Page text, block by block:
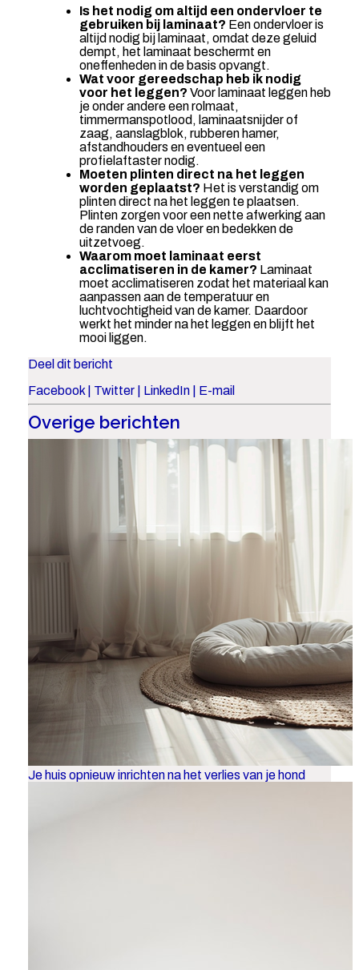
Is het nodig om altijd een ondervloer te
gebruiken bij laminaat? Een ondervloer is
altijd nodig bij laminaat, omdat deze geluid
dempt, het laminaat beschermt en
oneffenheden in de basis opvangt.
Wat voor gereedschap heb ik nodig
voor het leggen? Voor laminaat leggen heb
je onder andere een rolmaat,
timmermanspotlood, laminaatsnijder of
zaag, aanslagblok, rubberen hamer,
afstandhouders en eventueel een
profielaftaster nodig.
Moeten plinten direct na het leggen
worden geplaatst? Het is verstandig om
plinten direct na het leggen te plaatsen.
Plinten zorgen voor een nette afwerking aan
de randen van de vloer en bedekken de
uitzetvoeg.
Waarom moet laminaat eerst
acclimatiseren in de kamer? Laminaat
moet acclimatiseren zodat het materiaal kan
aanpassen aan de temperatuur en
luchtvochtigheid van de kamer. Daardoor
werkt het minder na het leggen en blijft het
mooi liggen.
Deel dit bericht
Facebook| Twitter| LinkedIn| E-mail
Overige berichten
Je huis opnieuw inrichten na het verlies van je hond